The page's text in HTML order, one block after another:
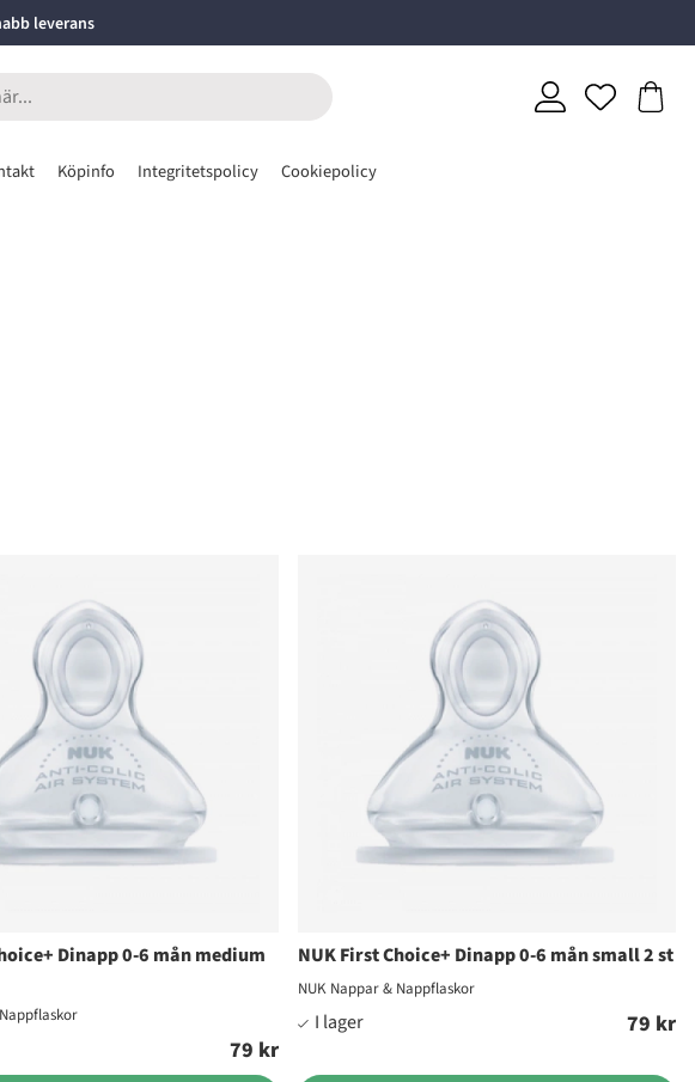
leverans
Köpinfo Integritetspolicy Cookiepolicy
Dinapp 0-6 mån medium
79 kr
NUK First Choice+ Dinapp 0-6 mån small 2 st
NUK Nappar & Nappflaskor
79 kr